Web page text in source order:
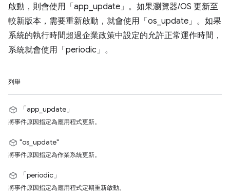
啟動，則會使用「app_update」。如果瀏覽器/OS 更新至
較新版本，需要重新啟動，就會使用「os_update」。如果
系統的執行時間超過企業政策中設定的允許正常運作時間，
系統就會使用「periodic」。
列舉
「app_update」
將事件原因指定為應用程式更新。
"os_update"
將事件原因指定為作業系統更新。
「periodic」
將事件原因指定為應用程式定期重新啟動。